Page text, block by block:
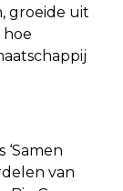
groeide uit
hoe
van